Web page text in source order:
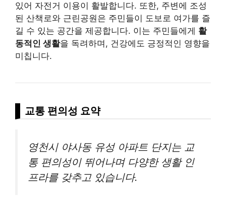
있어 자전거 이용이 활발합니다. 또한, 주변에 조성
된 산책로와 근린공원은 주민들이 도보로 여가를 즐
길 수 있는 공간을 제공합니다. 이는 주민들에게 활
동적인 생활을 독려하며, 건강에도 긍정적인 영향을
미칩니다.
교통 편의성 요약
영천시 야사동 유성 아파트 단지는 교
통 편의성이 뛰어나며 다양한 생활 인
프라를 갖추고 있습니다.